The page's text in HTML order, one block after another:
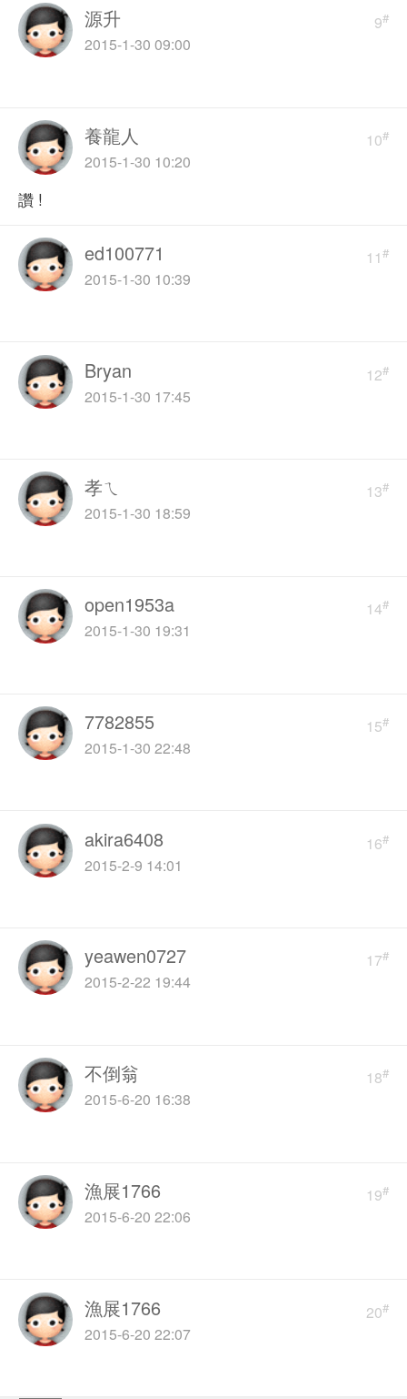
9#
源升
2015-1-30 09:00
10#
養龍人
2015-1-30 10:20
讚 !
11#
ed100771
2015-1-30 10:39
12#
Bryan
2015-1-30 17:45
13#
孝ㄟ
2015-1-30 18:59
14#
open1953a
2015-1-30 19:31
15#
7782855
2015-1-30 22:48
16#
akira6408
2015-2-9 14:01
17#
yeawen0727
2015-2-22 19:44
18#
不倒翁
2015-6-20 16:38
19#
漁展1766
2015-6-20 22:06
20#
漁展1766
2015-6-20 22:07